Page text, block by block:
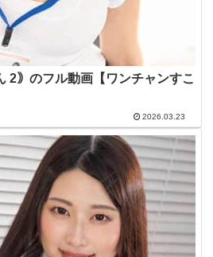
2｠のフル動画【ワンチャンすこ
2026.03.23